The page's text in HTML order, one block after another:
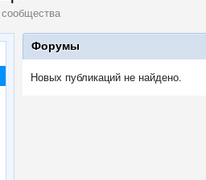
Форумы
Новых публикаций не найдено.